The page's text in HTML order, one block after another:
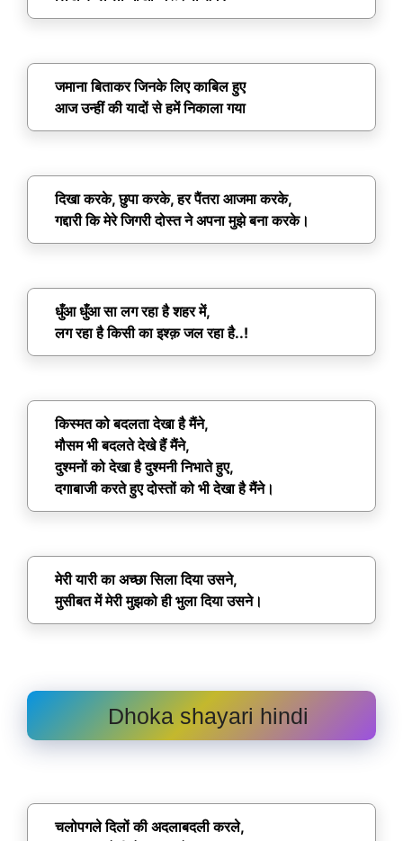
जमाना बिताकर जिनके लिए काबिल हुए
आज उन्हीं की यादों से हमें निकाला गया
दिखा करके, छुपा करके, हर पैंतरा आजमा करके,
गद्दारी कि मेरे जिगरी दोस्त ने अपना मुझे बना करके।
धुँआ धुँआ सा लग रहा है शहर में,
लग रहा है किसी का इश्क़ जल रहा है..!
किस्मत को बदलता देखा है मैंने,
मौसम भी बदलते देखे हैं मैंने,
दुश्मनों को देखा है दुश्मनी निभाते हुए,
दगाबाजी करते हुए दोस्तों को भी देखा है मैंने।
मेरी यारी का अच्छा सिला दिया उसने,
मुसीबत में मेरी मुझको ही भुला दिया उसने।
Dhoka shayari hindi
चलोपगले दिलों की अदलाबदली करले,